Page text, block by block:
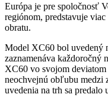
Európa je pre spoločnosť
regiónom, predstavuje
obratu.
Model XC60 bol uvedený
zaznamenáva každoročný
XC60 vo svojom
neochvejnú obľubu medzi
uvedenia na trh sa predalo